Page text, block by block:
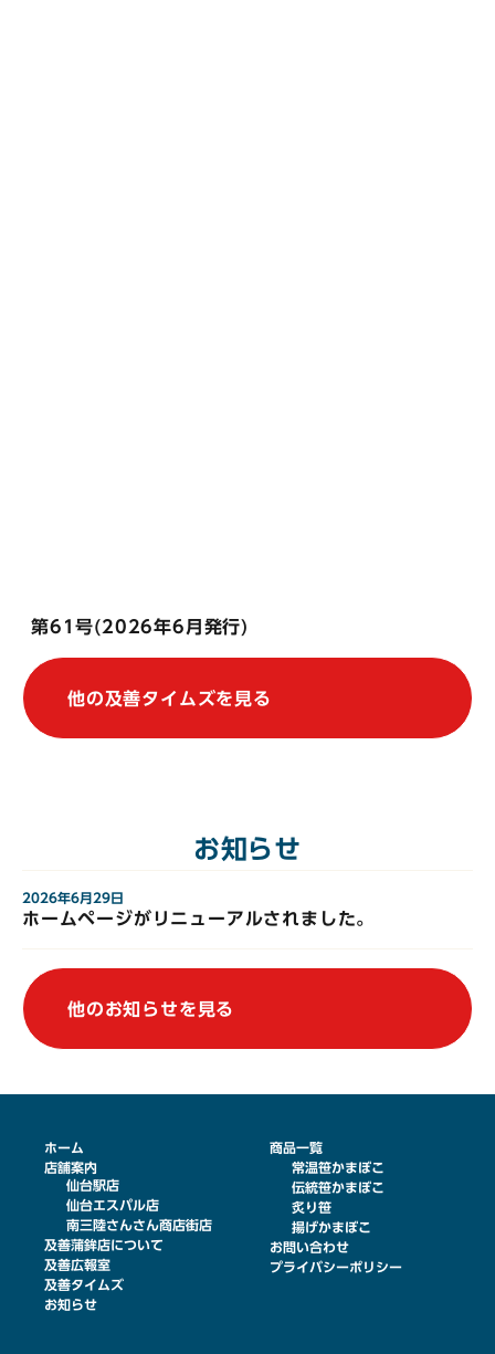
第61号(2026年6月発行)
他の及善タイムズを見る
お知らせ
2026年6月29日
ホームページがリニューアルされました。
他のお知らせを見る
ホーム
店舗案内
仙台駅店
仙台エスパル店
南三陸さんさん商店街店
及善蒲鉾店について
及善広報室
及善タイムズ
お知らせ
商品一覧
常温笹かまぼこ
伝統笹かまぼこ
炙り笹
揚げかまぼこ
お問い合わせ
プライバシーポリシー